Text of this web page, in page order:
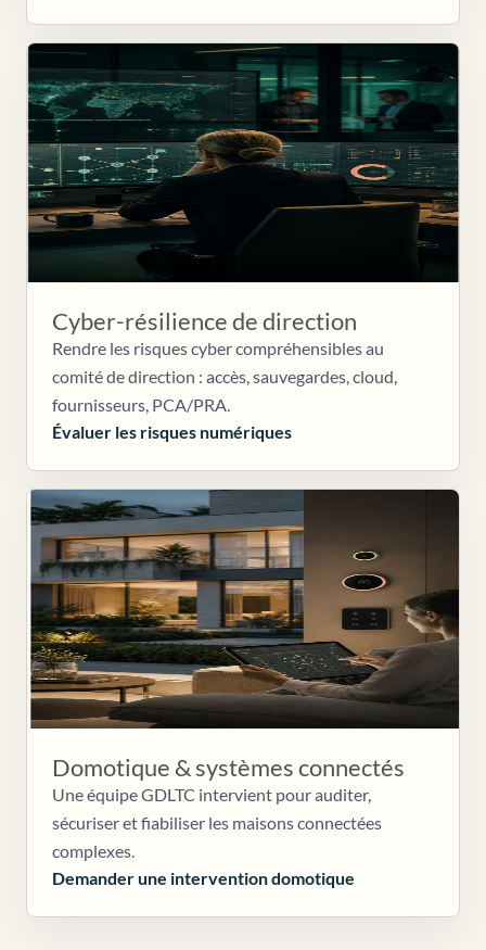
Cyber-résilience de direction
Rendre les risques cyber compréhensibles au
comité de direction : accès, sauvegardes, cloud,
fournisseurs, PCA/PRA.
Évaluer les risques numériques
Domotique & systèmes connectés
Une équipe GDLTC intervient pour auditer,
sécuriser et fiabiliser les maisons connectées
complexes.
Demander une intervention domotique